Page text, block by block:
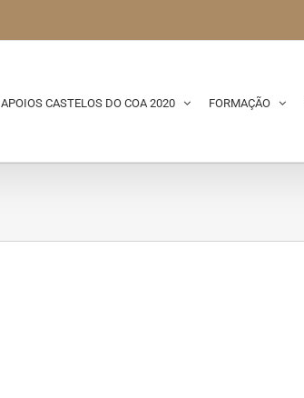
APOIOS CASTELOS DO COA 2020 FORMAÇÃO